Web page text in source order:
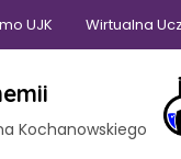
UJK Wirtualna
Kochanowskiego